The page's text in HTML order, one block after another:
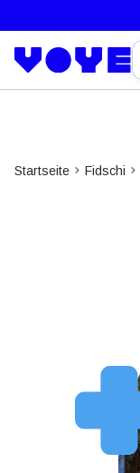
Startseite Fidschi